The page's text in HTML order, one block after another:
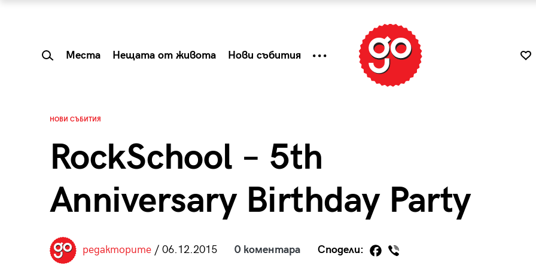
Места Нещата от живота Нови събития
НОВИ СЪБИТИЯ
RockSchool – 5th
Anniversary Birthday Party
редакторите/ 06.12.2015 0 коментара Сподели:
Summer Prelude: как
Tender is the Wine – Какво